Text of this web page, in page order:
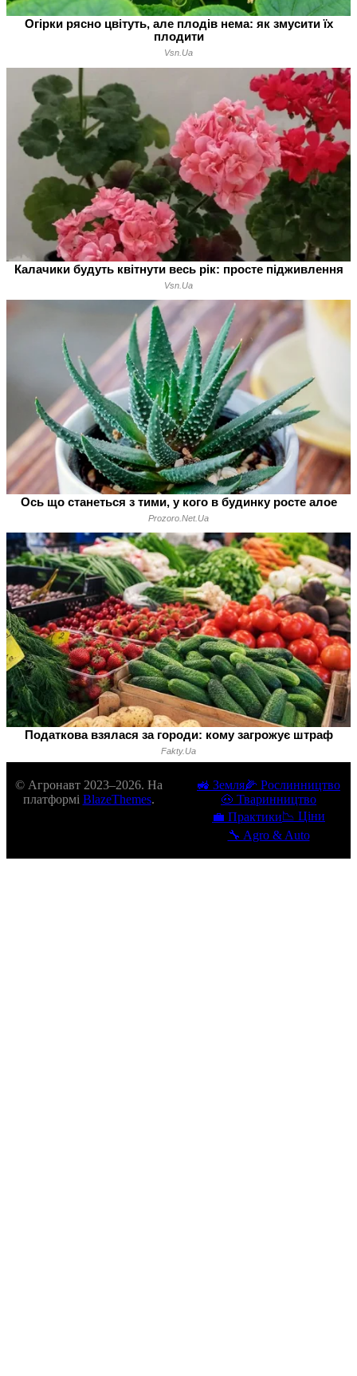
© Агронавт 2023–2026. На
платформі BlazeThemes.
🚜 Земля🌽 Рослинництво
🐽 Тваринництво
💼 Практики📉 Ціни
🔧 Agro & Auto